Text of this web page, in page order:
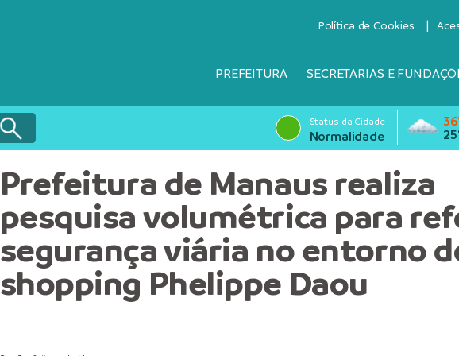
Política de Cookies
PREFEITURA SECRETARIAS E
Status da Cidade
Normalidade
Prefeitura de Manaus realiza
pesquisa volumétrica para
segurança viária no entorno
shopping Phelippe Daou